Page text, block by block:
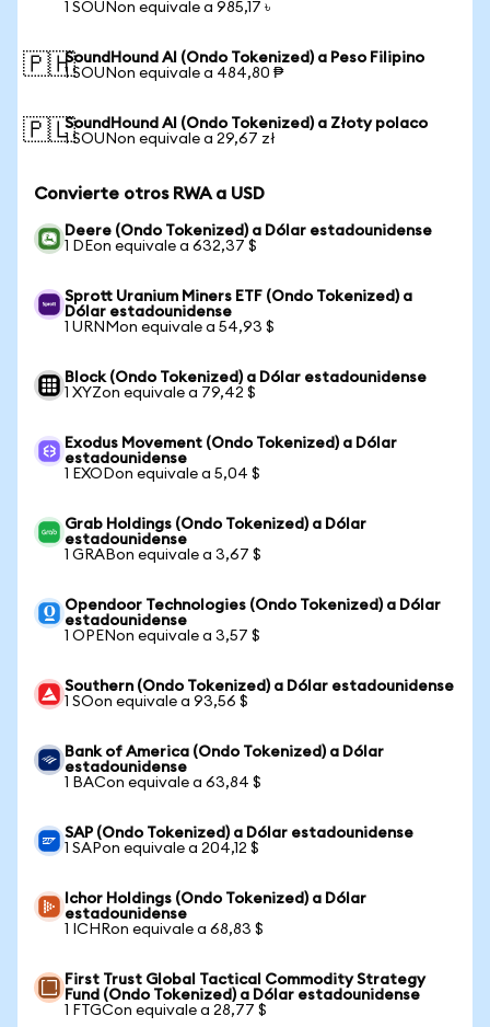
1 SOUNon equivale a 985,17 ৳
🇵🇭SoundHound AI (Ondo Tokenized) a Peso Filipino
1 SOUNon equivale a 484,80 ₱
🇵🇱SoundHound AI (Ondo Tokenized) a Złoty polaco
1 SOUNon equivale a 29,67 zł
Convierte otros RWA a USD
Deere (Ondo Tokenized) a Dólar estadounidense
1 DEon equivale a 632,37 $
Sprott Uranium Miners ETF (Ondo Tokenized) a
Dólar estadounidense
1 URNMon equivale a 54,93 $
Block (Ondo Tokenized) a Dólar estadounidense
1 XYZon equivale a 79,42 $
Exodus Movement (Ondo Tokenized) a Dólar
estadounidense
1 EXODon equivale a 5,04 $
Grab Holdings (Ondo Tokenized) a Dólar
estadounidense
1 GRABon equivale a 3,67 $
Opendoor Technologies (Ondo Tokenized) a Dólar
estadounidense
1 OPENon equivale a 3,57 $
Southern (Ondo Tokenized) a Dólar estadounidense
1 SOon equivale a 93,56 $
Bank of America (Ondo Tokenized) a Dólar
estadounidense
1 BACon equivale a 63,84 $
SAP (Ondo Tokenized) a Dólar estadounidense
1 SAPon equivale a 204,12 $
Ichor Holdings (Ondo Tokenized) a Dólar
estadounidense
1 ICHRon equivale a 68,83 $
First Trust Global Tactical Commodity Strategy
Fund (Ondo Tokenized) a Dólar estadounidense
1 FTGCon equivale a 28,77 $